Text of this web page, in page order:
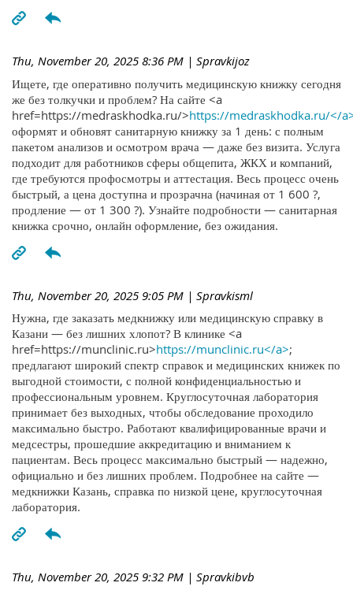
Thu, November 20, 2025 8:36 PM | Spravkijoz
Ищете, где оперативно получить медицинскую книжку сегодня
же без толкучки и проблем? На сайте <a
href=https://medraskhodka.ru/>https://medraskhodka.ru/</
оформят и обновят санитарную книжку за 1 день: с полным
пакетом анализов и осмотром врача — даже без визита. Услуга
подходит для работников сферы общепита, ЖКХ и компаний,
где требуются профосмотры и аттестация. Весь процесс очень
быстрый, а цена доступна и прозрачна (начиная от 1 600 ?,
продление — от 1 300 ?). Узнайте подробности — санитарная
книжка срочно, онлайн оформление, без ожидания.
Thu, November 20, 2025 9:05 PM | Spravkisml
Нужна, где заказать медкнижку или медицинскую справку в
Казани — без лишних хлопот? В клинике <a
href=https://munclinic.ru>https://munclinic.ru</a>;
предлагают широкий спектр справок и медицинских книжек по
выгодной стоимости, с полной конфиденциальностью и
профессиональным уровнем. Круглосуточная лаборатория
принимает без выходных, чтобы обследование проходило
максимально быстро. Работают квалифицированные врачи и
медсестры, прошедшие аккредитацию и вниманием к
пациентам. Весь процесс максимально быстрый — надежно,
официально и без лишних проблем. Подробнее на сайте —
медкнижки Казань, справка по низкой цене, круглосуточная
лаборатория.
Thu, November 20, 2025 9:32 PM | Spravkibvb